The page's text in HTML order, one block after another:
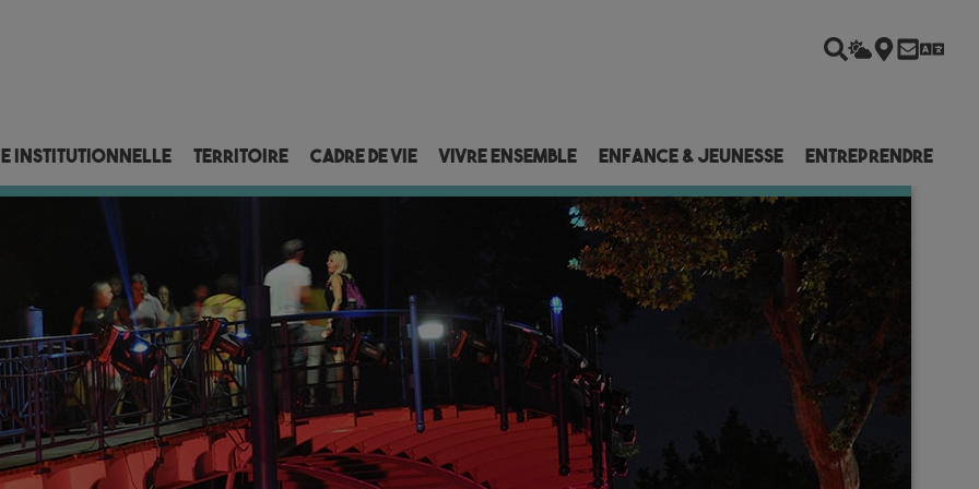
institutionnelle Territoire Cadre de vie Vivre ensemble Enfance & Jeunesse Entreprendre